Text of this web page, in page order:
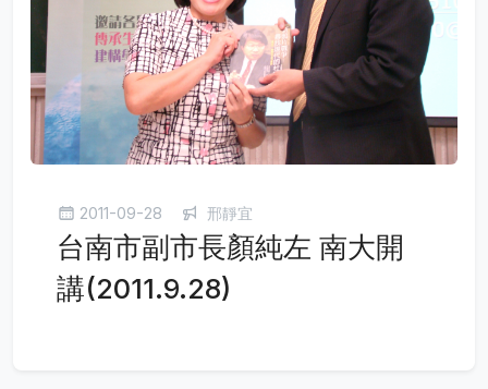
2011-09-28 邢靜宜
台南市副市長顏純左 南大開
講(2011.9.28)